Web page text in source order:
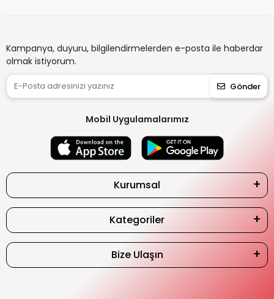
Kampanya, duyuru, bilgilendirmelerden e-posta ile haberdar
olmak istiyorum.
Gönder
Mobil Uygulamalarımız
Kurumsal
Kategoriler
Bize Ulaşın